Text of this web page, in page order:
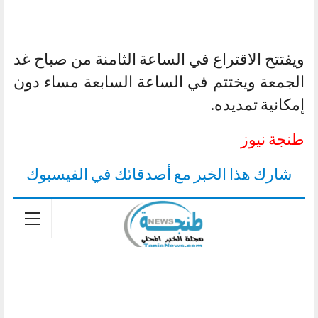
ويفتتح الاقتراع في الساعة الثامنة من صباح غد
الجمعة ويختتم في الساعة السابعة مساء دون
إمكانية تمديده.
طنجة نيوز
شارك هذا الخبر مع أصدقائك في الفيسبوك